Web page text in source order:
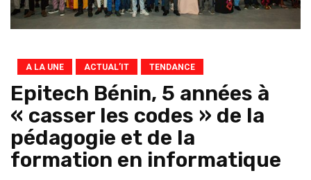
A LA UNE ACTUAL’IT TENDANCE
Epitech Bénin, 5 années à
« casser les codes » de la
pédagogie et de la
formation en informatique